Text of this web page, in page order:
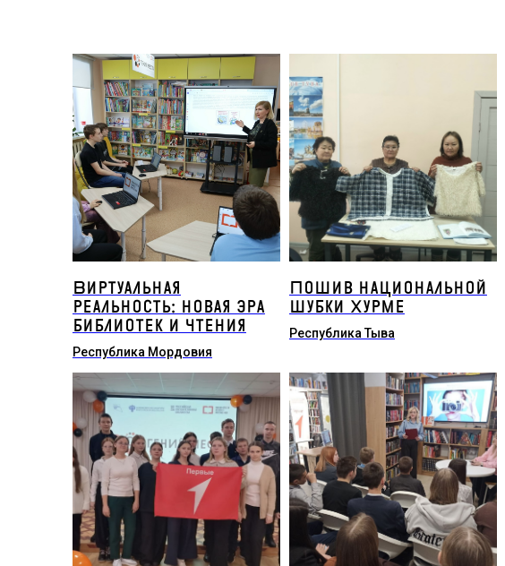
Виртуальная
реальность: новая эра
библиотек и чтения
Республика Мордовия
Пошив национальной
шубки Хурме
Республика Тыва